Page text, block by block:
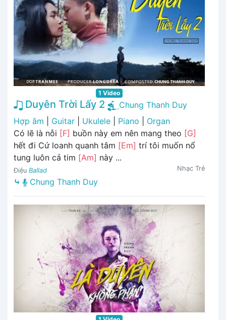
1 Video
Duyên Trời Lấy 2
Chung Thanh Duy
Hợp âm
Guitar Ukulele Piano
Organ
Có lẽ là nỗi [F] buồn này em nên mang theo [G]
hết đi Cứ loanh quanh tâm [Em] trí tôi muốn nổ
tung luôn cả tim [Am] này ...
Điệu Ballad Nhạc Trẻ
⤷ Chung Thanh Duy